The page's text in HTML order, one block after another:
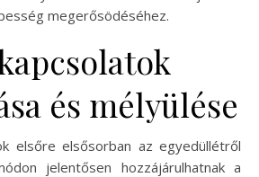
megerősödéséhez.
és mélyülése
elsőre elsősorban az egyedüllétről
jelentősen hozzájárulhatnak a